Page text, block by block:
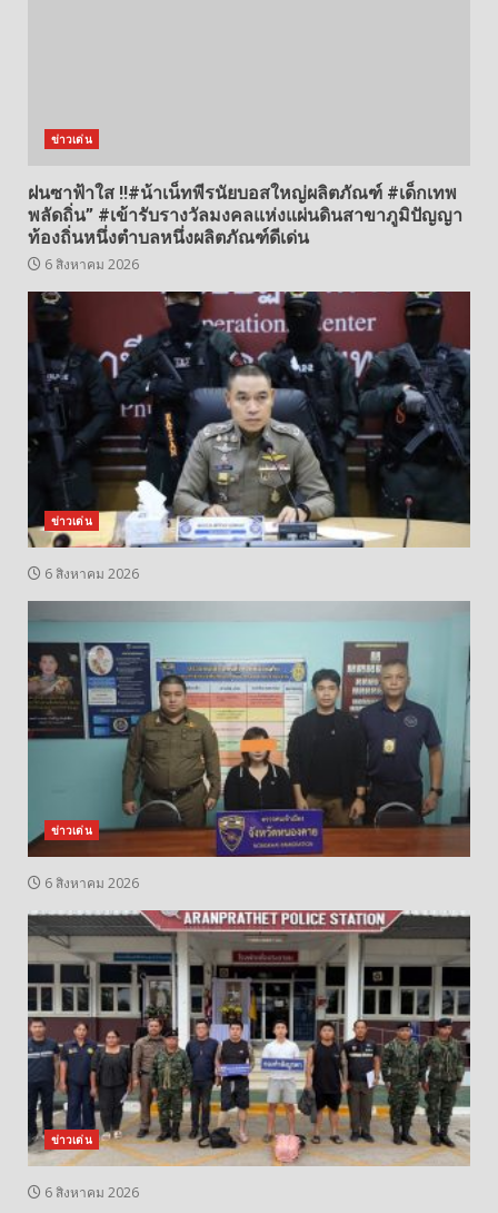
ข่าวเด่น
ฝนซาฟ้าใส !!#น้าเน็ทพีรนัยบอสใหญ่ผลิตภัณฑ์ #เด็กเทพ
พลัดถิ่น” #เข้ารับรางวัลมงคลแห่งแผ่นดินสาขาภูมิปัญญา
ท้องถิ่นหนึ่งตำบลหนึ่งผลิตภัณฑ์ดีเด่น
6 สิงหาคม 2026
ข่าวเด่น
6 สิงหาคม 2026
ข่าวเด่น
6 สิงหาคม 2026
ข่าวเด่น
6 สิงหาคม 2026